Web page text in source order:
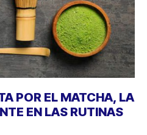
POR EL MATCHA, LA
EN LAS RUTINAS